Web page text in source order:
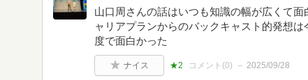
山口周さんの話はいつも知識の幅が広くて
ャリアプランからのバックキャスト的発想
度で面白かった
ナイス ★2 コメント(0) 2025/09/28